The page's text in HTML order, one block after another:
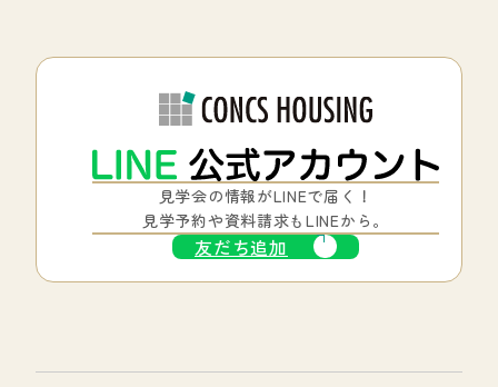
見学会の情報がLINEで届く！
見学予約や資料請求もLINEから。
友だち追加